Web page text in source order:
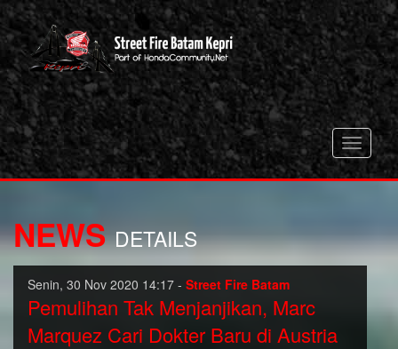
Toggle
NEWS DETAILS
Senin, 30 Nov 2020 14:17 - Street Fire Batam
Pemulihan Tak Menjanjikan, Marc
Marquez Cari Dokter Baru di Austria